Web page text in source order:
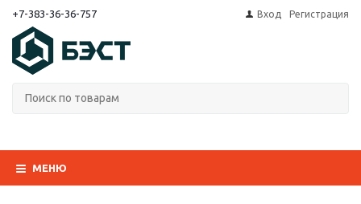
+7-383-36-36-757 Вход Регистрация
МЕНЮ